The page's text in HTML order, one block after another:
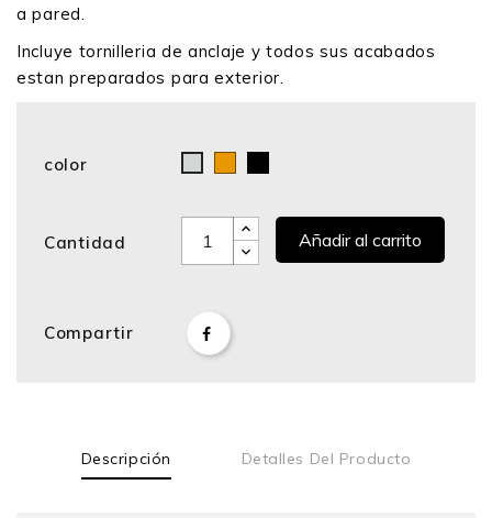
a pared.
Incluye tornilleria de anclaje y todos sus acabados
estan preparados para exterior.
color
Cantidad Añadir al carrito
Compartir
Descripción Detalles Del Producto